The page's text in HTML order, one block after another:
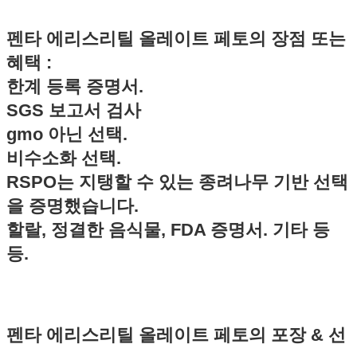
펜타 에리스리틸 올레이트 페토의 장점 또는
혜택 :
한계 등록 증명서.
SGS 보고서 검사
gmo 아닌 선택.
비수소화 선택.
RSPO는 지탱할 수 있는 종려나무 기반 선택
을 증명했습니다.
할랄, 정결한 음식물, FDA 증명서. 기타 등
등.
펜타 에리스리틸 올레이트 페토의 포장 & 선